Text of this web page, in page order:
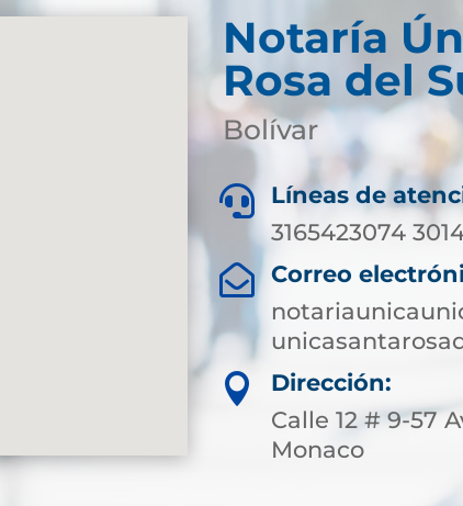
Notaría
Rosa del
Bolívar

Líneas de
3165423074

Correo

Dirección:
Calle 12 # 9-57
Monaco